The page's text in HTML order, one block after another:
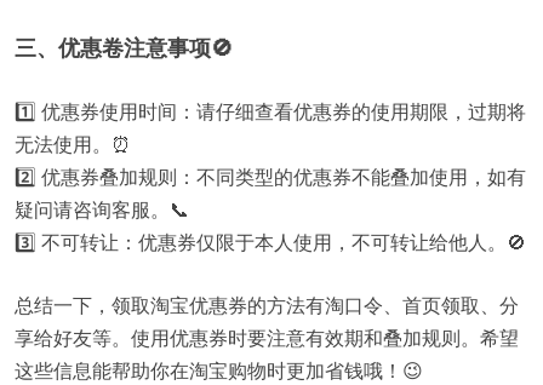
三、优惠卷注意事项🚫
1️⃣ 优惠券使用时间：请仔细查看优惠券的使用期限，过期将
无法使用。⏰
2️⃣ 优惠券叠加规则：不同类型的优惠券不能叠加使用，如有
疑问请咨询客服。📞
3️⃣ 不可转让：优惠券仅限于本人使用，不可转让给他人。🚫
总结一下，领取淘宝优惠券的方法有淘口令、首页领取、分
享给好友等。使用优惠券时要注意有效期和叠加规则。希望
这些信息能帮助你在淘宝购物时更加省钱哦！😉